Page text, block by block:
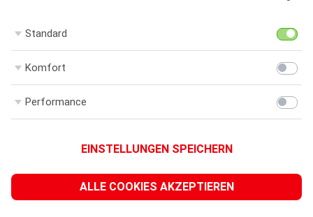
Der Naturpark Teutoburger Wald/Eggegebirge stellt bis zu acht
Informationsschilder für Wanderer zwischen den Externsteinen
3.800 €
Laufzeit:
Standard
Komfort
Performance
ALLE COOKIES AKZEPTIEREN
EINSTELLUNGEN SPEICHERN